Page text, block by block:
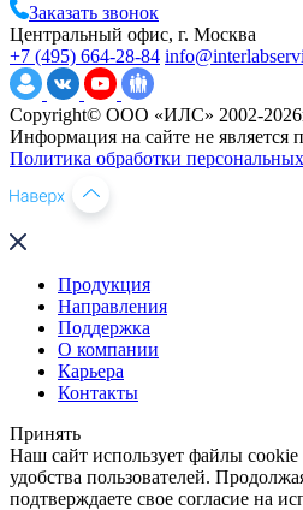
Заказать звонок
Центральный офис, г. Москва
+7 (495) 664-28-84
Copyright© ООО «ИЛС» 2002-
Информация на сайте не является
Политика обработки
Продукция
Направления
Поддержка
О компании
Карьера
Контакты
Принять
Наш сайт использует файлы
удобства пользователей.
подтверждаете свое согласие на